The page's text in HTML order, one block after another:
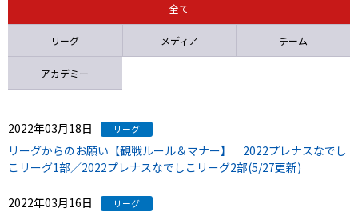
ニッパツ 名古屋 静岡 愛媛Ｌ
全て
リーグ メディア チーム
アカデミー
2022年03月18日 リーグ
リーグからのお願い【観戦ルール＆マナー】 2022プレナスなでし
こリーグ1部／2022プレナスなでしこリーグ2部(5/27更新)
2022年03月16日 リーグ